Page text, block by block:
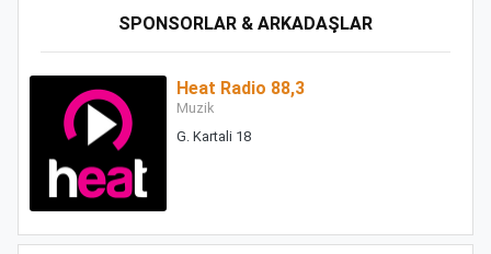
SPONSORLAR & ARKADAŞLAR
Heat Radio 88,3
Muzik
G. Kartali 18